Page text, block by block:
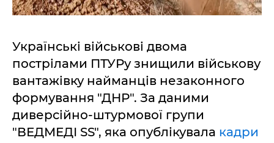
Українські військові двома
пострілами ПТУРу знищили військову
вантажівку найманців незаконного
формування "ДНР". За даними
диверсійно-штурмової групи
"ВЕДМЕДІ SS", яка опублікувала кадри